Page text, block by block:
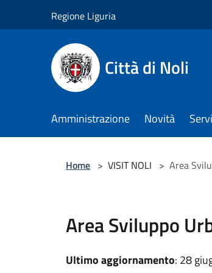
Regione Liguria
Città di Noli
Amministrazione Novità
Home > VISIT NOLI > Area
Area Sviluppo
Ultimo aggiornamento: 28